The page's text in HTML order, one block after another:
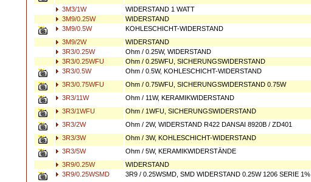
3M3/1W
WIDERSTAND 1 WATT
3M9/0.25W
WIDERSTAND
3M9/0.5W
KOHLESCHICHT-WIDERSTAND
3M9/2W
WIDERSTAND
3R3/0.25W
Ohm / 0.25W, WIDERSTAND
3R3/0.25WFU
Ohm / 0.25WFU, SICHERUNGSWIDERSTAND
3R3/0.5W
Ohm / 0.5W, KOHLESCHICHT-WIDERSTAND
3R3/0.75WFU
Ohm / 0.75WFU, SICHERUNGSWIDERSTAND 0.75W
3R3/11W
Ohm / 11W, KERAMIKWIDERSTAND
3R3/1WFU
Ohm / 1WFU, SICHERUNGSWIDERSTAND
3R3/2W
Ohm / 2W, WIDERSTAND R422 DANSAI 8920B / ZD401
3R3/3W
Ohm / 3W, KOHLESCHICHT-WIDERSTAND
3R3/5W
Ohm / 5W, KERAMIKWIDERSTÄNDE
3R9/0.25W
WIDERSTAND
3R9/0.25WSMD
3R9 / 0.25WSMD, SMD WIDERSTAND 0.25W 1206 SERIE 1%